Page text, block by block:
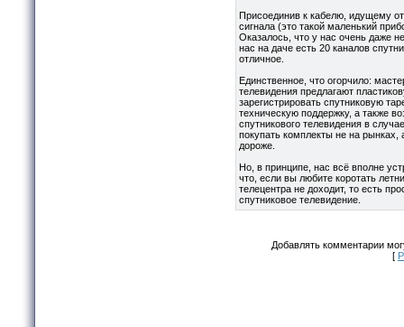
Присоединив к кабелю, идущему от
сигнала (это такой маленький
Оказалось, что у нас очень даже
нас на даче есть 20 каналов
отличное.
Единственное, что огорчило:
телевидения предлагают
зарегистрировать спутниковую
техническую поддержку, а также
спутникового телевидения в
покупать комплекты не на рынках,
дороже.
Но, в принципе, нас всё вполне
что, если вы любите коротать
телецентра не доходит, то есть
спутниковое телевидение.
Добавлять комментарии
[